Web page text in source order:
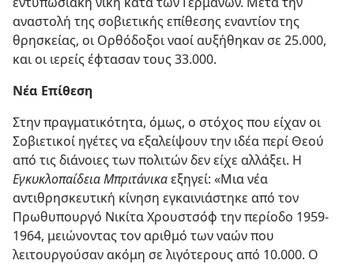
αναστολή της σοβιετικής επίθεσης εναντίον της
θρησκείας, οι Ορθόδοξοι ναοί αυξήθηκαν σε 25.000,
και οι ιερείς έφτασαν τους 33.000.
Νέα Επίθεση
Στην πραγματικότητα, όμως, ο στόχος που είχαν οι
Σοβιετικοί ηγέτες να εξαλείψουν την ιδέα περί Θεού
από τις διάνοιες των πολιτών δεν είχε αλλάξει. Η
Εγκυκλοπαίδεια Μπριτάνικαεξηγεί: «Μια νέα
αντιθρησκευτική κίνηση εγκαινιάστηκε από τον
Πρωθυπουργό Νικίτα Χρουστσόφ την περίοδο 1959-
1964, μειώνοντας τον αριθμό των ναών που
λειτουργούσαν ακόμη σε λιγότερους από 10.000. Ο